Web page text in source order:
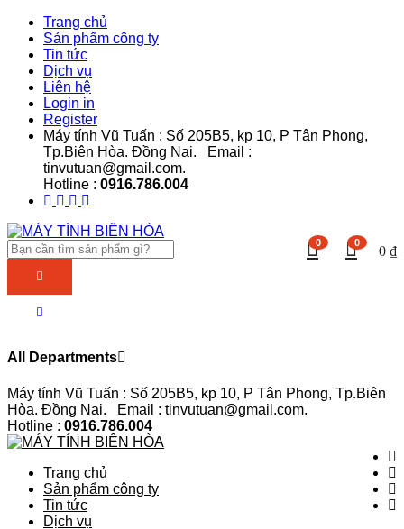
Trang chủ
Sản phẩm công ty
Tin tức
Dịch vụ
Liên hệ
Login in
Register
Máy tính Vũ Tuấn : Số 205B5, kp 10, P Tân Phong,
Tp.Biên Hòa. Đồng Nai. Email :
tinvutuan@gmail.com.
Hotline : 0916.786.004
0
0 ₫
0
All Departments
Máy tính Vũ Tuấn : Số 205B5, kp 10, P Tân Phong, Tp.Biên
Hòa. Đồng Nai. Email : tinvutuan@gmail.com.
Hotline : 0916.786.004
Trang chủ
Sản phẩm công ty
Tin tức
Dịch vụ